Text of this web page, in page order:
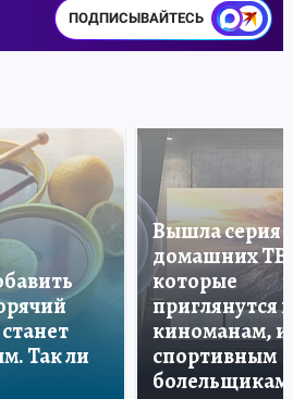
ПОДПИСЫВАЙТЕСЬ
Так ли
Вышла серия
домашних ТВ,
которые
приглянутся и
киноманам, и
спортивным
болельщикам